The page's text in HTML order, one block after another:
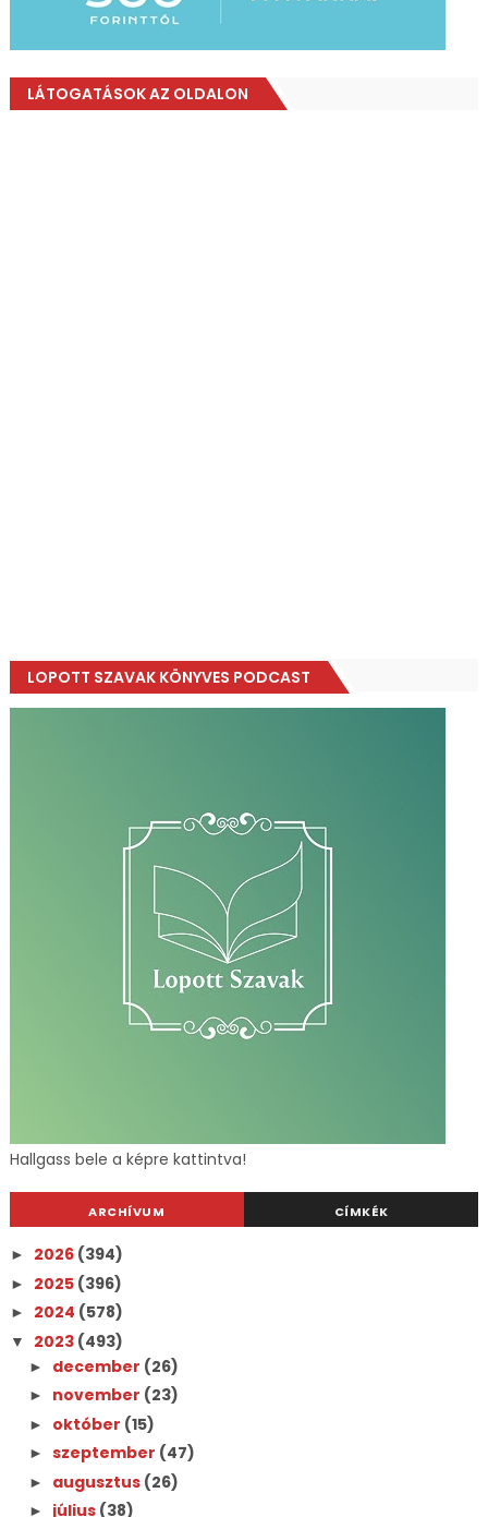
LÁTOGATÁSOK AZ OLDALON
LOPOTT SZAVAK KÖNYVES PODCAST
Hallgass bele a képre kattintva!
ARCHÍVUM CÍMKÉK
► 2026 (394)
► 2025 (396)
► 2024 (578)
▼ 2023 (493)
► december (26)
► november (23)
► október (15)
► szeptember (47)
► augusztus (26)
► július (38)